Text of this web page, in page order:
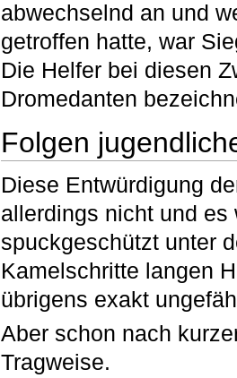
abwechselnd an und
getroffen hatte, war
Die Helfer bei diesen
Dromedanten
Folgen
Diese Entwürdigung
allerdings nicht und es
spuckgeschützt unter
Kamelschritte langen
übrigens exakt
Aber schon nach
Tragweise.